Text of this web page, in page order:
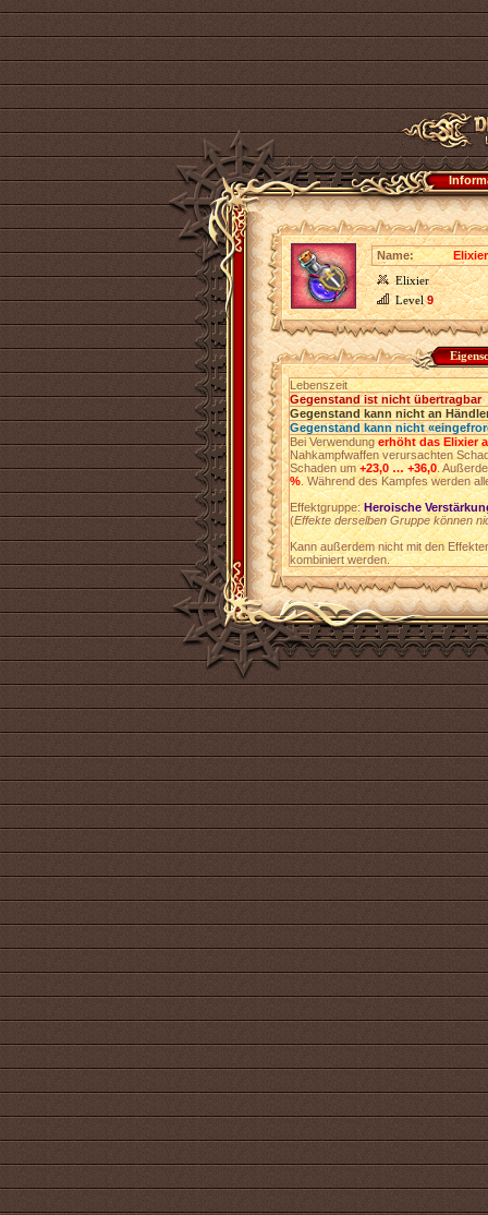
Name:
Elixier
Level9
Lebenszeit
Gegenstand ist nicht übertragbar
Gegenstand kann nicht an
Gegenstand kann nicht
Bei Verwendungerhöht das Elixier
Nahkampfwaffen verursachten
Schaden um+23,0 … +36,0.
%. Während des Kampfes werden
Effektgruppe:Heroische
(Effekte derselben Gruppe können
Kann außerdem nicht mit den
kombiniert werden.